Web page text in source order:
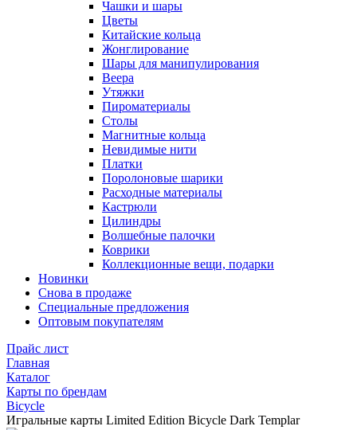
Чашки и шары
Цветы
Китайские кольца
Жонглирование
Шары для манипулирования
Веера
Утяжки
Пироматериалы
Столы
Магнитные кольца
Невидимые нити
Платки
Поролоновые шарики
Расходные материалы
Кастрюли
Цилиндры
Волшебные палочки
Коврики
Коллекционные вещи, подарки
Новинки
Снова в продаже
Специальные предложения
Оптовым покупателям
Прайс лист
Главная
Каталог
Карты по брендам
Bicycle
Игральные карты Limited Edition Bicycle Dark Templar